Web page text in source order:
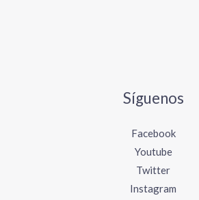
Síguenos
Facebook
Youtube
Twitter
Instagram